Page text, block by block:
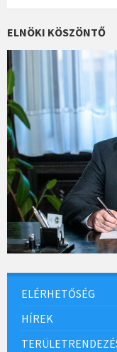
o
k
ELNÖKI KÖSZÖNTŐ
ELÉRHETŐSÉG
HÍREK